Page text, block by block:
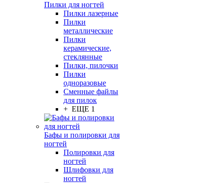
Пилки для ногтей
Пилки лазерные
Пилки
металлические
Пилки
керамические,
стеклянные
Пилки, пилочки
Пилки
одноразовые
Сменные файлы
для пилок
+ ЕЩЕ 1
Бафы и полировки для
ногтей
Полировки для
ногтей
Шлифовки для
ногтей